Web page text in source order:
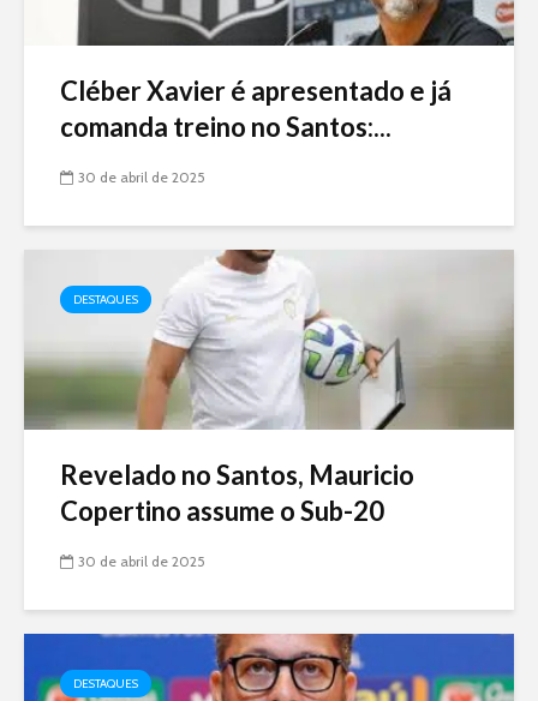
Cléber Xavier é apresentado e já
comanda treino no Santos:...
30 de abril de 2025
DESTAQUES
Revelado no Santos, Mauricio
Copertino assume o Sub-20
30 de abril de 2025
DESTAQUES